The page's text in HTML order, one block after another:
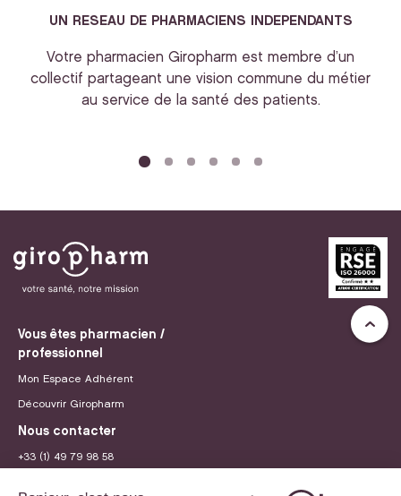
UN RESEAU DE PHARMACIENS INDEPENDANTS
Votre pharmacien Giropharm est membre d’un
collectif partageant une vision commune du métier
au service de la santé des patients.
Vous êtes pharmacien /
professionnel
Mon Espace Adhérent
Découvrir Giropharm
Nous contacter
+33 (1) 49 79 98 58